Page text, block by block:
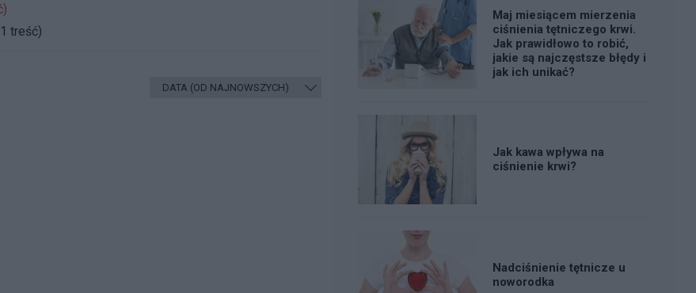
treść)
Maj miesiącem mierzenia
ciśnienia tętniczego krwi.
Jak prawidłowo to robić,
jakie są najczęstsze błędy i
jak ich unikać?
Jak kawa wpływa na
ciśnienie krwi?
Nadciśnienie tętnicze u
noworodka